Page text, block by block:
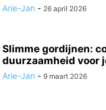
Arie-Jan - 26 april 2026
Slimme gordijnen:
duurzaamheid voor
Arie-Jan - 9 maart 2026